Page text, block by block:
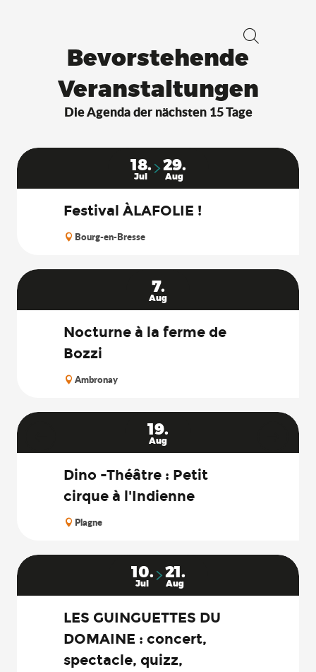
Suche
Bevorstehende
Veranstaltungen
Die Agenda der nächsten 15 Tage
18.
Jul
29.
Aug
Festival ÀLAFOLIE !
Bourg-en-Bresse
7.
Aug
Nocturne à la ferme de
Bozzi
Ambronay
19.
Aug
Dino -Théâtre : Petit
cirque à l'Indienne
Plagne
10.
Jul
21.
Aug
LES GUINGUETTES DU
DOMAINE : concert,
spectacle, quizz,